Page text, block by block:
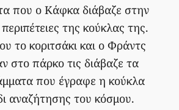
που ο Κάφκα διάβαζε στην
της κούκλας της.
το κοριτσάκι και ο Φράντς
στο πάρκο τις διάβαζε τα
που έγραφε η κούκλα
αναζήτησης του κόσμου.